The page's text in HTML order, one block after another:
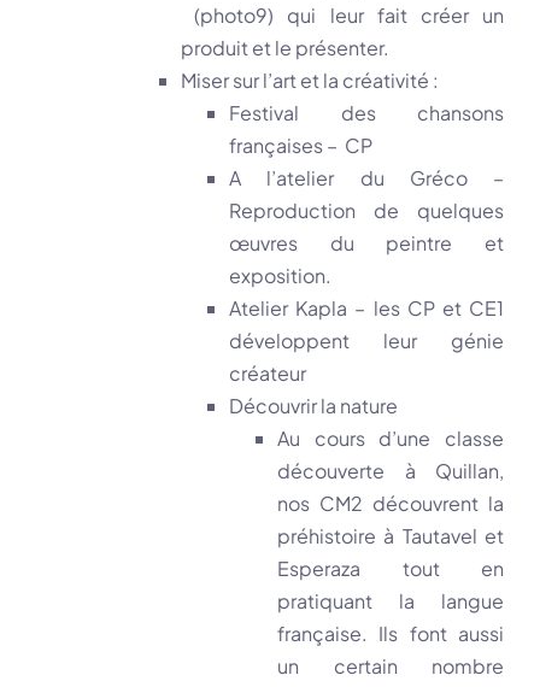
(photo9) qui leur fait créer un
produit et le présenter.
Miser sur l’art et la créativité :
Festival des chansons
françaises – CP
A l’atelier du Gréco –
Reproduction de quelques
œuvres du peintre et
exposition.
Atelier Kapla – les CP et CE1
développent leur génie
créateur
Découvrir la nature
Au cours d’une classe
découverte à Quillan,
nos CM2 découvrent la
préhistoire à Tautavel et
Esperaza tout en
pratiquant la langue
française. Ils font aussi
un certain nombre